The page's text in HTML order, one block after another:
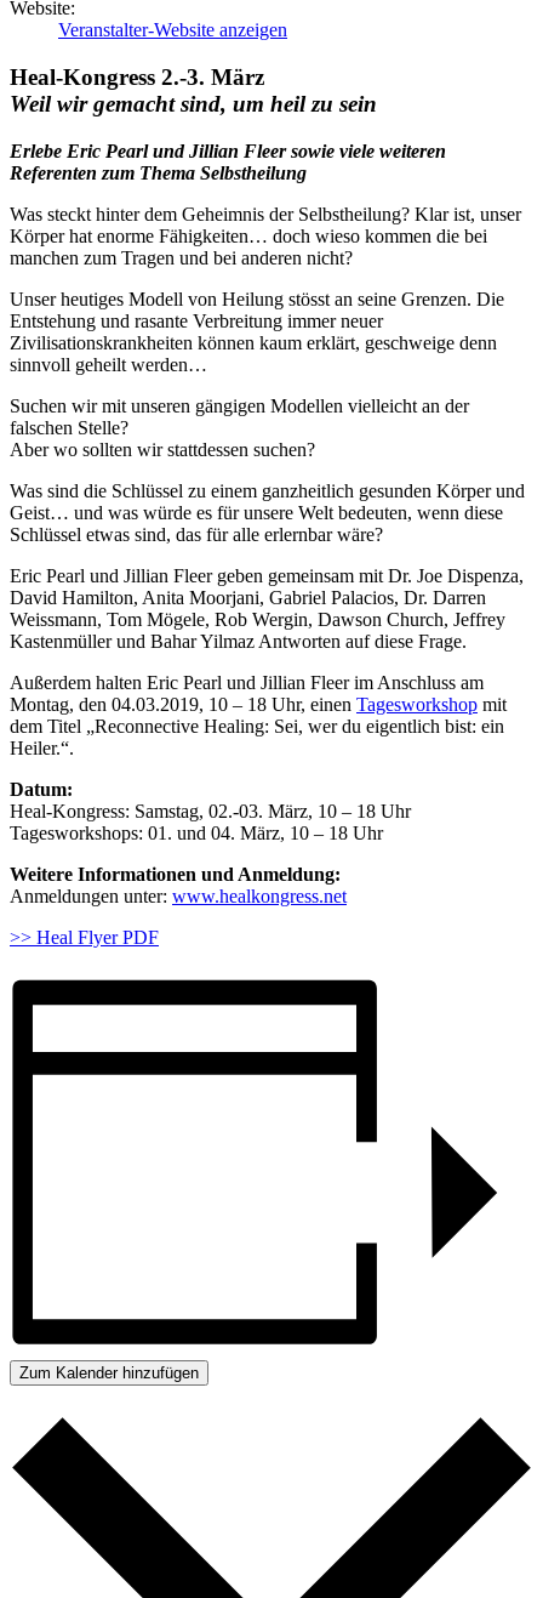
Website:
Veranstalter-Website anzeigen
Heal-Kongress 2.-3. März
Weil wir gemacht sind, um heil zu sein
Erlebe Eric Pearl und Jillian Fleer sowie viele weiteren
Referenten zum Thema Selbstheilung
Was steckt hinter dem Geheimnis der Selbstheilung? Klar ist, unser
Körper hat enorme Fähigkeiten… doch wieso kommen die bei
manchen zum Tragen und bei anderen nicht?
Unser heutiges Modell von Heilung stösst an seine Grenzen. Die
Entstehung und rasante Verbreitung immer neuer
Zivilisationskrankheiten können kaum erklärt, geschweige denn
sinnvoll geheilt werden…
Suchen wir mit unseren gängigen Modellen vielleicht an der
falschen Stelle?
Aber wo sollten wir stattdessen suchen?
Was sind die Schlüssel zu einem ganzheitlich gesunden Körper und
Geist… und was würde es für unsere Welt bedeuten, wenn diese
Schlüssel etwas sind, das für alle erlernbar wäre?
Eric Pearl und Jillian Fleer geben gemeinsam mit Dr. Joe Dispenza,
David Hamilton, Anita Moorjani, Gabriel Palacios, Dr. Darren
Weissmann, Tom Mögele, Rob Wergin, Dawson Church, Jeffrey
Kastenmüller und Bahar Yilmaz Antworten auf diese Frage.
Außerdem halten Eric Pearl und Jillian Fleer im Anschluss am
Montag, den 04.03.2019, 10 – 18 Uhr, einen Tagesworkshop mit
dem Titel „Reconnective Healing: Sei, wer du eigentlich bist: ein
Heiler.“.
Datum:
Heal-Kongress: Samstag, 02.-03. März, 10 – 18 Uhr
Tagesworkshops: 01. und 04. März, 10 – 18 Uhr
Weitere Informationen und Anmeldung:
Anmeldungen unter: www.healkongress.net
>> Heal Flyer PDF
Zum Kalender hinzufügen